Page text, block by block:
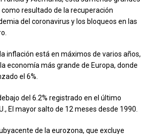
resultado de la recuperación
del coronavirus y los bloqueos en las
inflación está en máximos de varios años,
economía más grande de Europa, donde
el 6%.
del 6.2% registrado en el último
El mayor salto de 12 meses desde 1990.
de la eurozona, que excluye